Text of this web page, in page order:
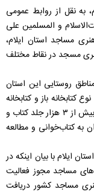
به نقل از روابط عمومی
و المسلمین علی
مساجد استان ایلام،
فرهنگی و هنری مسجد در نقاط مختلف
کانون‌ها در مناطق روستایی این استان
کتابخانه باز و کتابخانه
عمومی فعالیت دارند که کتابخانه‌های عمومی دارای بیش از ٣ هزار جلد کتاب و
به کتاب‌خوانی و مطالعه
ایلام با بیان اینکه در
مساجد مجوز فعالیت
مساجد کشور دریافت